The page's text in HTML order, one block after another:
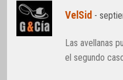
VelSid -
Las avellanas
el segundo